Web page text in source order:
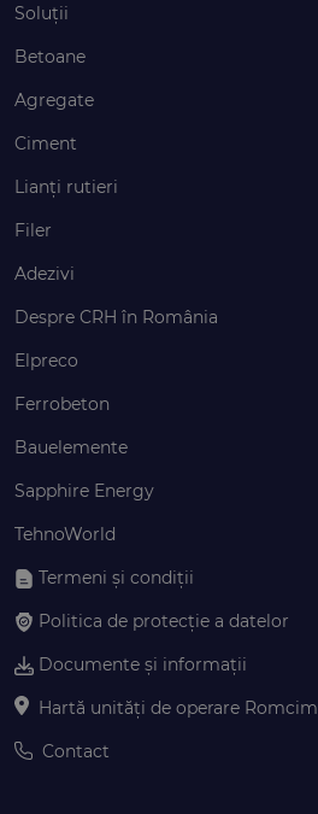
Soluții
Betoane
Agregate
Ciment
Lianți rutieri
Filer
Adezivi
Despre CRH în România
Elpreco
Ferrobeton
Bauelemente
Sapphire Energy
TehnoWorld
Termeni și condiții
Politica de protecție a datelor
Documente și informații
Hartă unități de operare Romcim
Contact